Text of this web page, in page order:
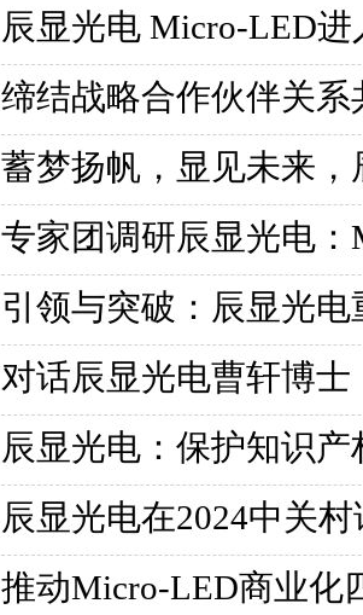
辰显光电 Micro-LED
缔结战略合作伙伴关
蓄梦扬帆，显见未来
专家团调研辰显光电
引领与突破：辰显光
对话辰显光电曹轩博
辰显光电：保护知识
辰显光电在2024中关
推动Micro-LED商业化